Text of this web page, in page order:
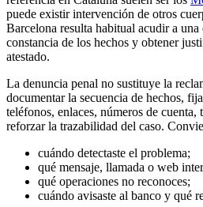
puede existir intervención de otros
Barcelona resulta habitual acudir a una
constancia de los hechos y obtener
atestado.
La denuncia penal no sustituye la
documentar la secuencia de hechos,
teléfonos, enlaces, números de
reforzar la trazabilidad del caso.
cuándo detectaste el problema;
qué mensaje, llamada o web
qué operaciones no reconoces;
cuándo avisaste al banco y qué